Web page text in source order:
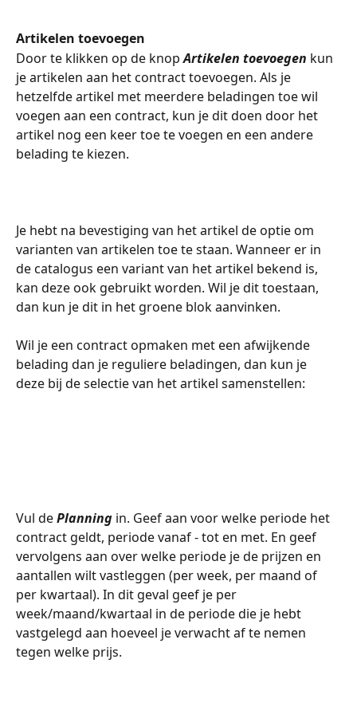
Artikelen toevoegen
Door te klikken op de knop Artikelen toevoegen kun
je artikelen aan het contract toevoegen. Als je
hetzelfde artikel met meerdere beladingen toe wil
voegen aan een contract, kun je dit doen door het
artikel nog een keer toe te voegen en een andere
belading te kiezen.
Je hebt na bevestiging van het artikel de optie om
varianten van artikelen toe te staan. Wanneer er in
de catalogus een variant van het artikel bekend is,
kan deze ook gebruikt worden. Wil je dit toestaan,
dan kun je dit in het groene blok aanvinken.
Wil je een contract opmaken met een afwijkende
belading dan je reguliere beladingen, dan kun je
deze bij de selectie van het artikel samenstellen:
Vul de Planning in. Geef aan voor welke periode het
contract geldt, periode vanaf - tot en met. En geef
vervolgens aan over welke periode je de prijzen en
aantallen wilt vastleggen (per week, per maand of
per kwartaal). In dit geval geef je per
week/maand/kwartaal in de periode die je hebt
vastgelegd aan hoeveel je verwacht af te nemen
tegen welke prijs.